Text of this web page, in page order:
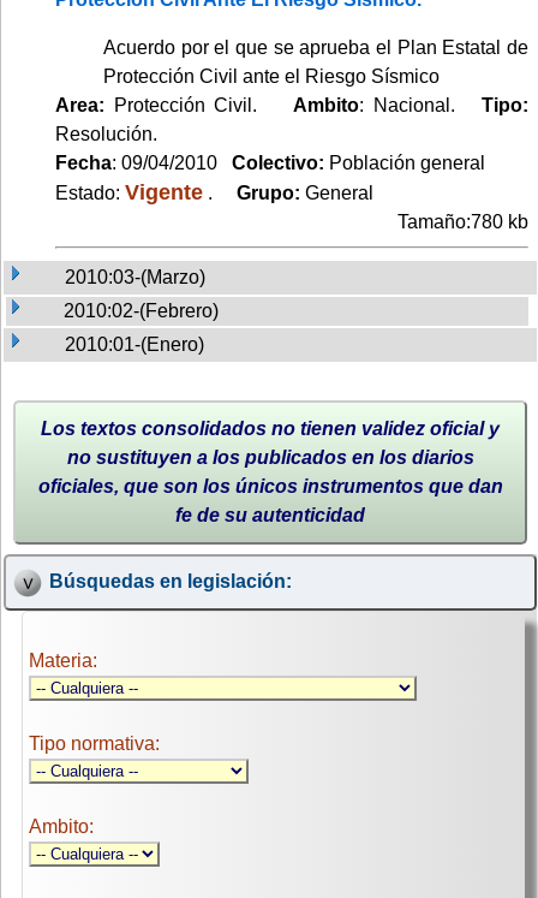
Acuerdo por el que se aprueba el Plan Estatal de
Protección Civil ante el Riesgo Sísmico
Area: Protección Civil. Ambito: Nacional. Tipo:
Resolución.
Fecha: 09/04/2010 Colectivo: Población general
Estado: Vigente . Grupo: General
Tamaño:780 kb
2010:03-(Marzo)
2010:02-(Febrero)
2010:01-(Enero)
Los textos consolidados no tienen validez oficial y
no sustituyen a los publicados en los diarios
oficiales, que son los únicos instrumentos que dan
fe de su autenticidad
Búsquedas en legislación:
Materia:
Tipo normativa:
Ambito: